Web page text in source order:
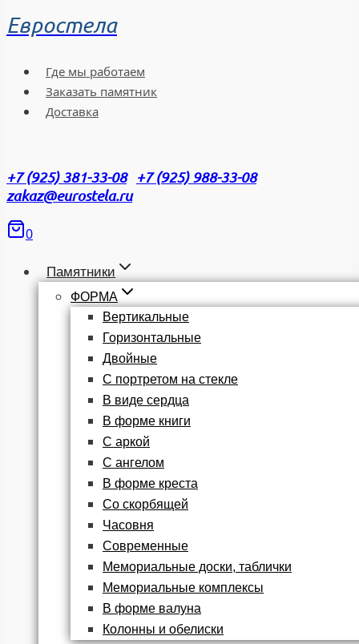
Евростела
Где мы работаем
Заказать памятник
Доставка
+7 (925) 381-33-08
+7 (925) 988-33-08
zakaz@eurostela.ru
0
Памятники
ФОРМА
Вертикальные
Горизонтальные
Двойные
С портретом на стекле
В виде сердца
В форме книги
С аркой
С ангелом
В форме креста
Со скорбящей
Часовня
Современные
Мемориальные доски, таблички
Мемориальные комплексы
В форме валуна
Колонны и обелиски